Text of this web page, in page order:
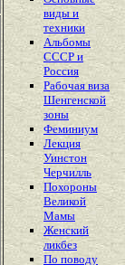
виды и
техники
Альбомы
СССР и
Россия
Рабочая виза
Шенгенской
зоны
Феминиум
Лекция
Уинстон
Черчилль
Похороны
Великой
Мамы
Женский
ликбез
По поводу